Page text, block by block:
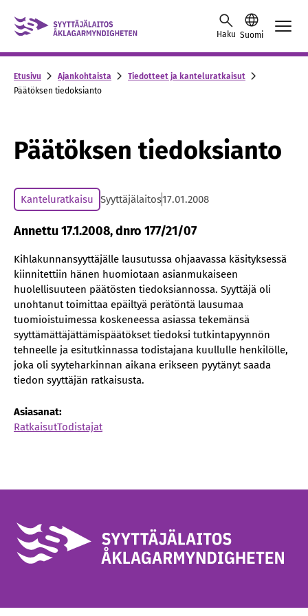
Skip to content -saavutettavuusohje
Haku Suomi
Etusivu Ajankohtaista
Tiedotteet ja kanteluratkaisut
Päätöksen tiedoksianto
Päätöksen tiedoksianto
Kanteluratkaisu Syyttäjälaitos17.01.2008
Annettu 17.1.2008, dnro 177/21/07
Kihlakunnansyyttäjälle lausutussa ohjaavassa käsityksessä
kiinnitettiin hänen huomiotaan asianmukaiseen
huolellisuuteen päätösten tiedoksiannossa. Syyttäjä oli
unohtanut toimittaa epäiltyä perätöntä lausumaa
tuomioistuimessa koskeneessa asiassa tekemänsä
syyttämättäjättämispäätökset tiedoksi tutkintapyynnön
tehneelle ja esitutkinnassa todistajana kuullulle henkilölle,
joka oli syyteharkinnan aikana erikseen pyytänyt saada
tiedon syyttäjän ratkaisusta.
Asiasanat:
RatkaisutTodistajat